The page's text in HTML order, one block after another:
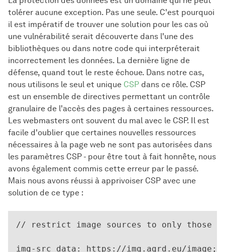
tolérer aucune exception. Pas une seule. C'est pourquoi
il est impératif de trouver une solution pour les cas où
une vulnérabilité serait découverte dans l'une des
bibliothèques ou dans notre code qui interpréterait
incorrectement les données. La dernière ligne de
défense, quand tout le reste échoue. Dans notre cas,
nous utilisons le seul et unique CSP dans ce rôle. CSP
est un ensemble de directives permettant un contrôle
granulaire de l'accès des pages à certaines ressources.
Les webmasters ont souvent du mal avec le CSP. Il est
facile d'oublier que certaines nouvelles ressources
nécessaires à la page web ne sont pas autorisées dans
les paramètres CSP - pour être tout à fait honnête, nous
avons également commis cette erreur par le passé.
Mais nous avons réussi à apprivoiser CSP avec une
solution de ce type :
// restrict image sources to only those
img-src data: https://img.agrd.eu/image;